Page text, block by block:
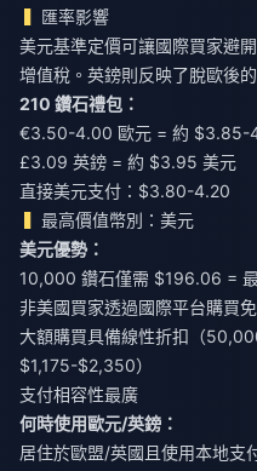
匯率影響
美元基準定價可讓國際買家避
增值稅。英鎊則反映了脫歐後
210 鑽石禮包：
€3.50-4.00 歐元 = 約 $3.85-
£3.09 英鎊 = 約 $3.95 美元
直接美元支付：$3.80-4.20
最高價值幣別：美元
美元優勢：
10,000 鑽石僅需 $196.06 =
非美國買家透過國際平台購買
大額購買具備線性折扣（
$1,175-$2,350）
支付相容性最廣
何時使用歐元/英鎊：
居住於歐盟/英國且使用本地支